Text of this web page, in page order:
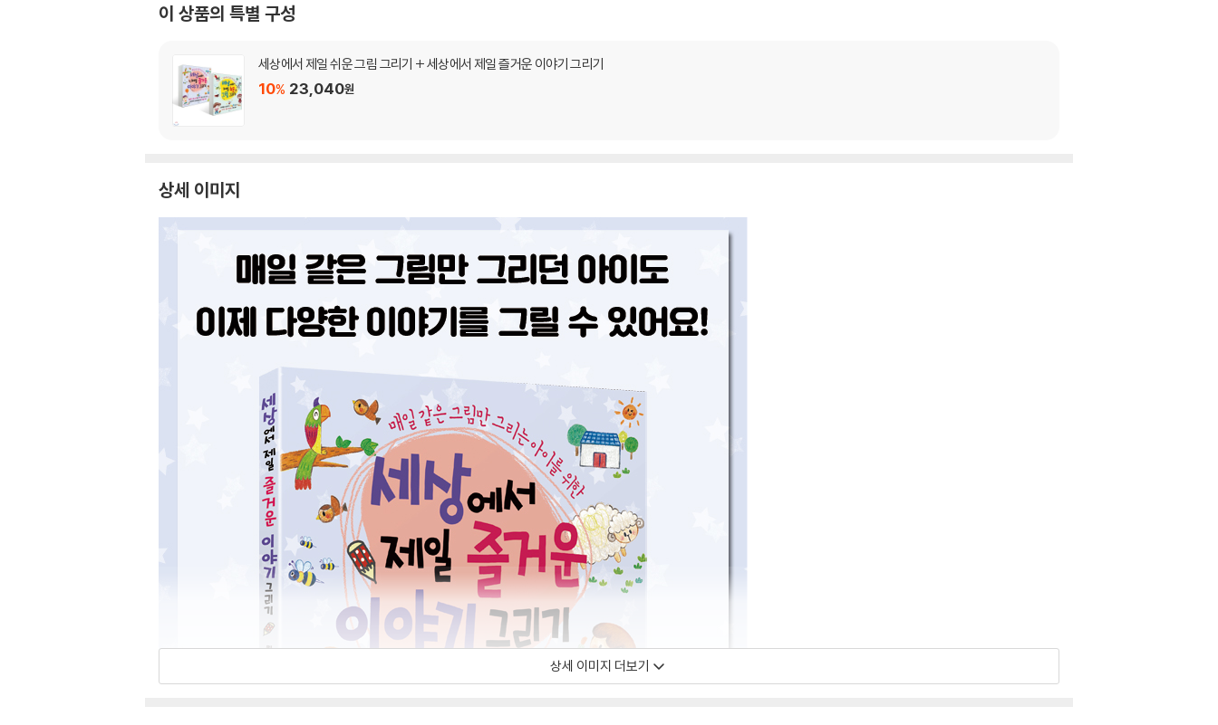
이 상품의 특별 구성
세상에서 제일 쉬운 그림 그리기 + 세상에서 제일 즐거운 이야기 그리기
10% 23,040원
상세 이미지
상세 이미지 더보기